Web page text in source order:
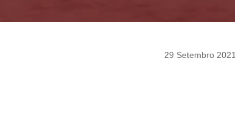
29 Setembro 2021